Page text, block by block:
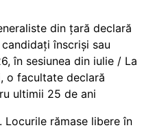
din țară declară
înscriși sau
în sesiunea din iulie / La
o facultate declară
ultimii 25 de ani
Locurile rămase libere în